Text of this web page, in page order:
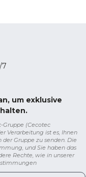
7
um exklusive
Gruppe (Cecotec
Verarbeitung ist es, Ihnen
Gruppe zu senden. Die
und Sie haben das
Rechte, wie in unserer